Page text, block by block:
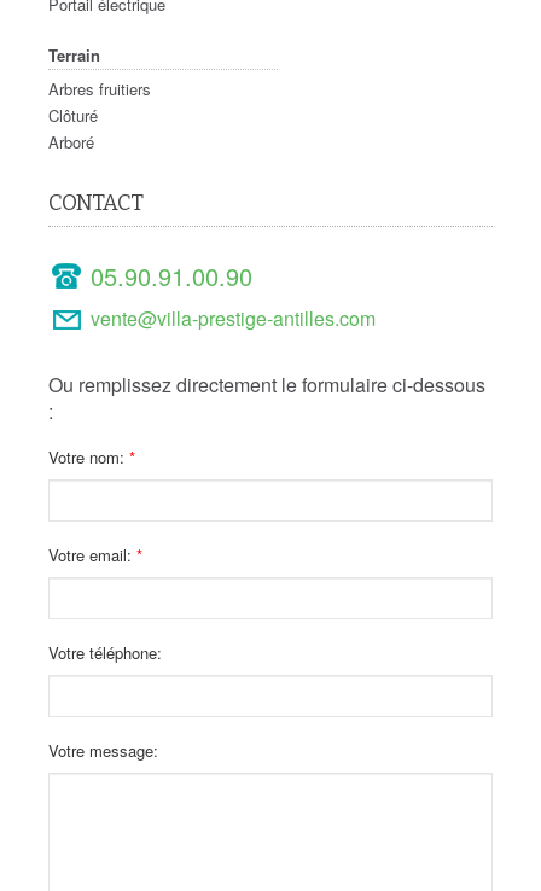
Terrain
Arbres fruitiers
Clôturé
Arboré
CONTACT
05.90.91.00.90
vente@villa-prestige-antilles.com
Ou remplissez directement le formulaire ci-dessous
:
Votre nom:
Votre email:
Votre téléphone:
Votre message: